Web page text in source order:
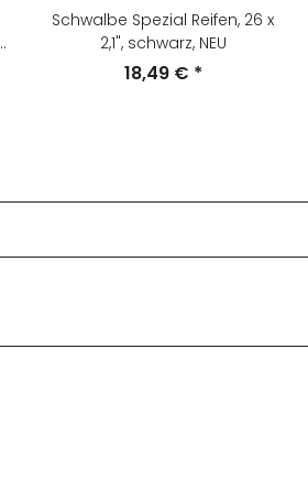
Schwalbe Spezial Reifen, 26 x
2,1", schwarz, NEU
18,49 € *